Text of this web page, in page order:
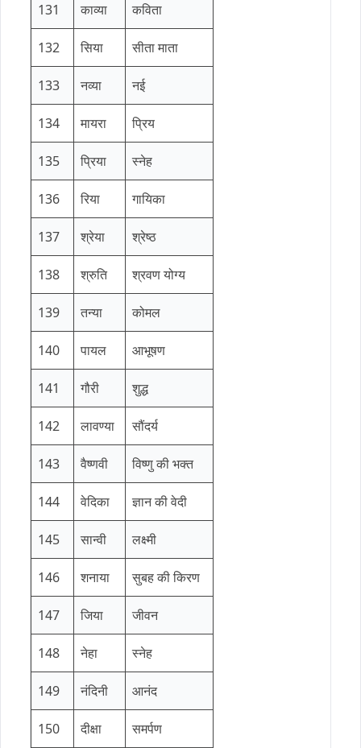
131 काव्या कविता
132 सिया सीता माता
133 नव्या नई
134 मायरा प्रिय
135 प्रिया स्नेह
136 रिया गायिका
137 श्रेया श्रेष्ठ
138 श्रुति श्रवण योग्य
139 तन्या कोमल
140 पायल आभूषण
141 गौरी शुद्ध
142 लावण्या सौंदर्य
143 वैष्णवी विष्णु की भक्त
144 वेदिका ज्ञान की वेदी
145 सान्वी लक्ष्मी
146 शनाया सुबह की किरण
147 जिया जीवन
148 नेहा स्नेह
149 नंदिनी आनंद
150 दीक्षा समर्पण